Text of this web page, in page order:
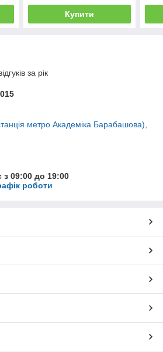
Купити
за рік
метро Академіка Барабашова),
з 09:00 до 19:00
роботи